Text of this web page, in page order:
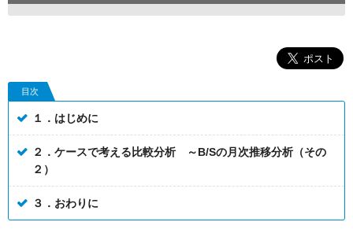
目次
１．はじめに
２．ケースで考える比較分析 ～B/Sの月次推移分析（その
２）
３．おわりに